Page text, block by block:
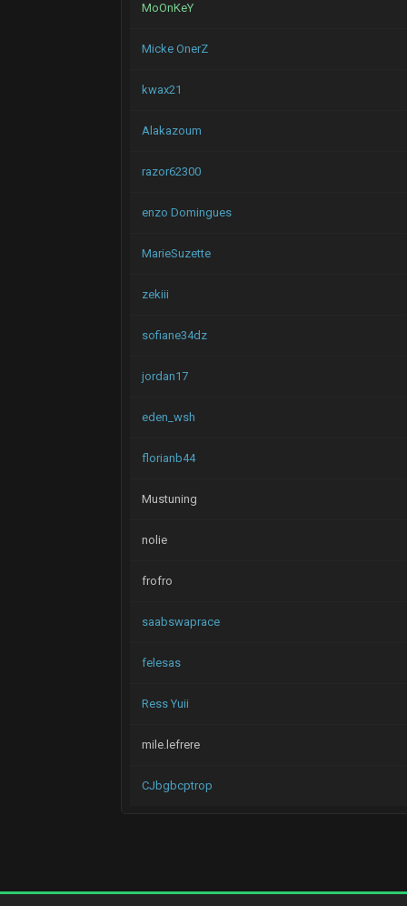
MoOnKeY
Micke OnerZ
kwax21
Alakazoum
razor62300
enzo Domingues
MarieSuzette
zekiii
sofiane34dz
jordan17
eden_wsh
florianb44
Mustuning
nolie
frofro
saabswaprace
felesas
Ress Yuii
mile.lefrere
CJbgbcptrop